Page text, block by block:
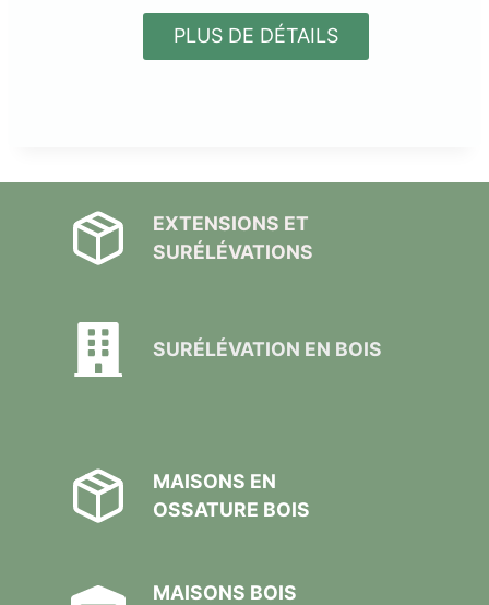
PLUS DE DÉTAILS
EXTENSIONS ET
SURÉLÉVATIONS
SURÉLÉVATION EN BOIS
MAISONS EN
OSSATURE BOIS
MAISONS BOIS